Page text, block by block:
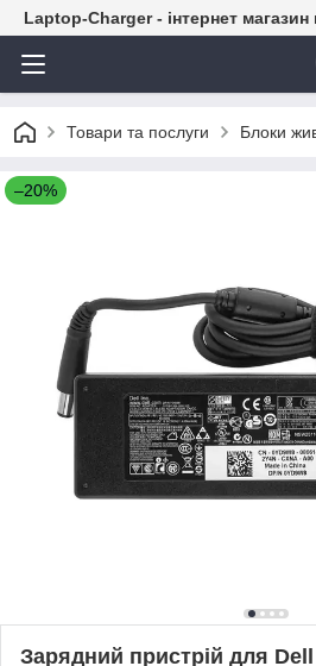
Laptop-Charger - інтернет
Товари та послуги Блоки
–20%
Зарядний пристрій для